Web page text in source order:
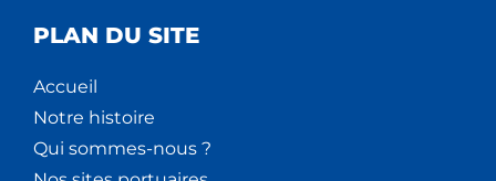
PLAN DU SITE
Accueil
Notre histoire
Qui sommes-nous ?